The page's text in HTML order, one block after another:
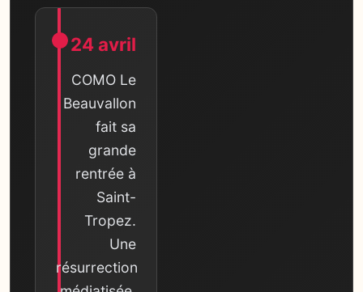
24 avril
COMO Le
Beauvallon
fait sa
grande
rentrée à
Saint-
Tropez.
Une
résurrection